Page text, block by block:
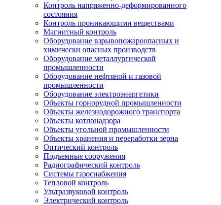
Контроль напряженно-деформированного
состояния
Контроль проникающими веществами
Магнитный контроль
Оборудование взрывопожароопасных и
химически опасных производств
Оборудование металлургической
промышленности
Оборудование нефтяной и газовой
промышленности
Оборудование электроэнергетики
Объекты горнорудной промышленности
Объекты железнодорожного транспорта
Объекты котлонадзора
Объекты угольной промышленности
Объекты хранения и переработки зерна
Оптический контроль
Подъемные сооружения
Радиографический контроль
Системы газоснабжения
Тепловой контроль
Ультразвуковой контроль
Электрический контроль